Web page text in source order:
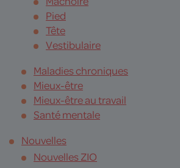
Pied
Tête
Vestibulaire
Maladies chroniques
Mieux-être
Mieux-être au travail
Santé mentale
Nouvelles
Nouvelles ZIO